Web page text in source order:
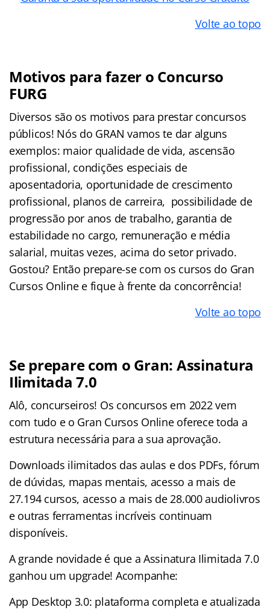
Volte ao topo
Motivos para fazer o Concurso
FURG
Diversos são os motivos para prestar concursos
públicos! Nós do GRAN vamos te dar alguns
exemplos: maior qualidade de vida, ascensão
profissional, condições especiais de
aposentadoria, oportunidade de crescimento
profissional, planos de carreira, possibilidade de
progressão por anos de trabalho, garantia de
estabilidade no cargo, remuneração e média
salarial, muitas vezes, acima do setor privado.
Gostou? Então prepare-se com os cursos do Gran
Cursos Online e fique à frente da concorrência!
Volte ao topo
Se prepare com o Gran: Assinatura
Ilimitada 7.0
Alô, concurseiros! Os concursos em 2022 vem
com tudo e o Gran Cursos Online oferece toda a
estrutura necessária para a sua aprovação.
Downloads ilimitados das aulas e dos PDFs, fórum
de dúvidas, mapas mentais, acesso a mais de
27.194 cursos, acesso a mais de 28.000 audiolivros
e outras ferramentas incríveis continuam
disponíveis.
A grande novidade é que a Assinatura Ilimitada 7.0
ganhou um upgrade! Acompanhe:
App Desktop 3.0: plataforma completa e atualizada